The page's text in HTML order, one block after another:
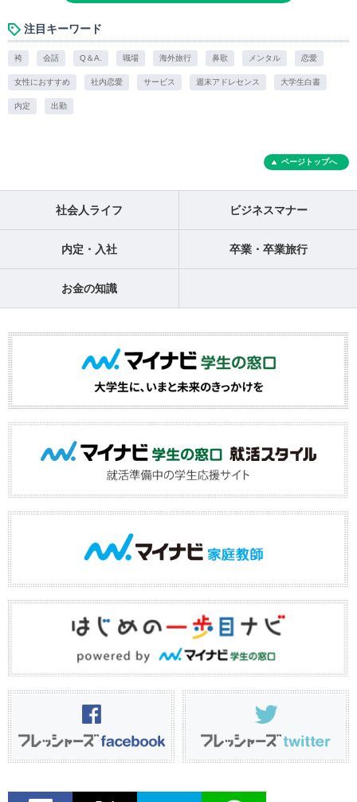
注目キーワード
袴 会話 Q＆A. 職場 海外旅行 鼻歌 メンタル 恋愛
女性におすすめ 社内恋愛 サービス 週末アドレセンス 大学生白書
内定 出勤
ページトップへ
社会人ライフ ビジネスマナー
内定・入社 卒業・卒業旅行
お金の知識